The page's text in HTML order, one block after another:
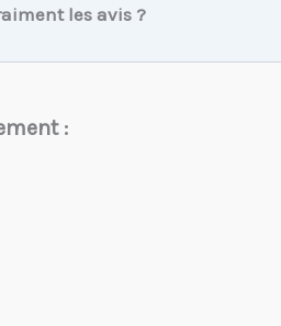
les avis ?
: